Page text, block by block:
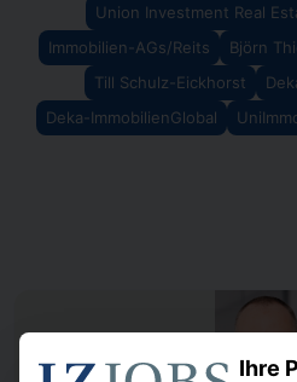
Union Investment Real
Immobilien-AGs/Reits
Björn
Till Schulz-Eickhorst
Deka-ImmobilienGlobal
Ihre